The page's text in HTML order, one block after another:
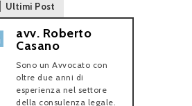
Ultimi Post
avv. Roberto
Casano
Sono un Avvocato con
oltre due anni di
esperienza nel settore
della consulenza legale.